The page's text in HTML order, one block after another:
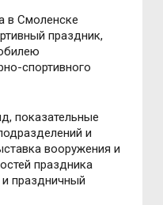
в Смоленске
праздник,
спортивного
показательные
и
вооружения и
праздника
праздничный